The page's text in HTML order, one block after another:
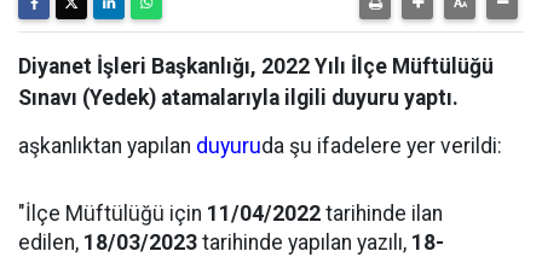
Diyanet İşleri Başkanlığı, 2022 Yılı İlçe Müftülüğü
Sınavı (Yedek) atamalarıyla ilgili duyuru yaptı.
aşkanlıktan yapılan duyuruda şu ifadelere yer verildi:
"İlçe Müftülüğü için 11/04/2022 tarihinde ilan
edilen, 18/03/2023 tarihinde yapılan yazılı, 18-